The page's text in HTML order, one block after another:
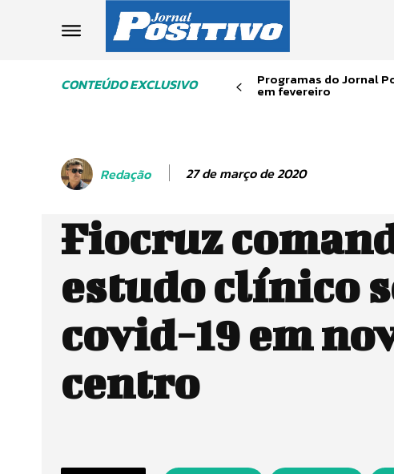
CONTEÚDO EXCLUSIVO Programas do Jornal
em fevereiro
Redação 27 de março de 2020
Fiocruz
estudo clínico
covid-19 em
centro